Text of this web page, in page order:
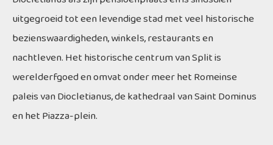
uitgegroeid tot een levendige stad met veel historische
bezienswaardigheden, winkels, restaurants en
nachtleven. Het historische centrum van Split is
werelderfgoed en omvat onder meer het Romeinse
paleis van Diocletianus, de kathedraal van Saint Dominus
en het Piazza-plein.